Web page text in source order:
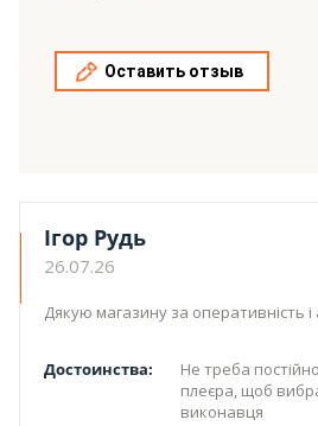
Оставить отзыв
Ігор Рудь
26.07.26
Дякую магазину за оперативність
Достоинства:
Не треба
плеєра, щоб
виконавця